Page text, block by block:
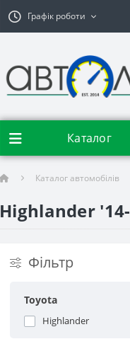
Графік роботи
Каталог
Каталог автомобілів
Highlander '14-
Фільтр
Toyota
Highlander